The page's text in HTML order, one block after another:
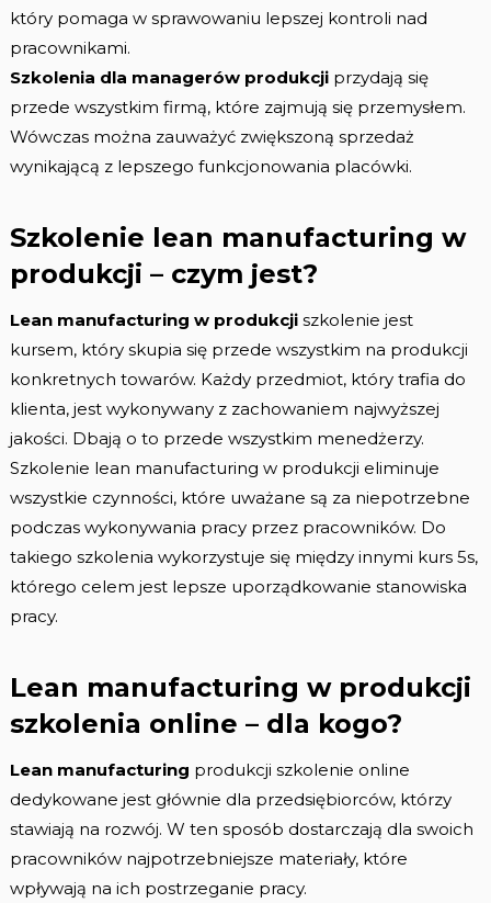
który pomaga w sprawowaniu lepszej kontroli nad
pracownikami.
Szkolenia dla managerów produkcjiprzydają się
przede wszystkim firmą, które zajmują się przemysłem.
Wówczas można zauważyć zwiększoną sprzedaż
wynikającą z lepszego funkcjonowania placówki.
Szkolenie lean manufacturing w
produkcji – czym jest?
Lean manufacturing w produkcjiszkolenie jest
kursem, który skupia się przede wszystkim na produkcji
konkretnych towarów. Każdy przedmiot, który trafia do
klienta, jest wykonywany z zachowaniem najwyższej
jakości. Dbają o to przede wszystkim menedżerzy.
Szkolenie lean manufacturing w produkcji eliminuje
wszystkie czynności, które uważane są za niepotrzebne
podczas wykonywania pracy przez pracowników. Do
takiego szkolenia wykorzystuje się między innymi kurs 5s,
którego celem jest lepsze uporządkowanie stanowiska
pracy.
Lean manufacturing w produkcji
szkolenia online – dla kogo?
Lean manufacturing produkcji szkolenie online
dedykowane jest głównie dla przedsiębiorców, którzy
stawiają na rozwój. W ten sposób dostarczają dla swoich
pracowników najpotrzebniejsze materiały, które
wpływają na ich postrzeganie pracy.